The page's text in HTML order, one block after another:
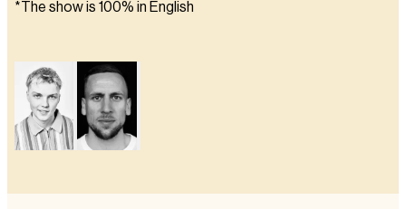
*The show is 100% in English